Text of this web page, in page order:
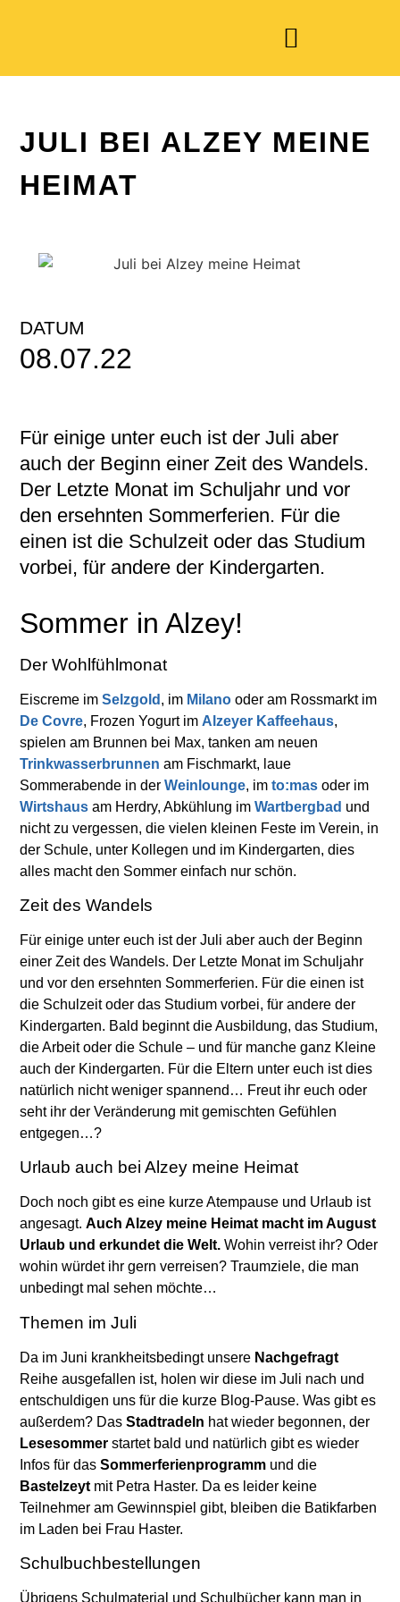
JULI BEI ALZEY MEINE
HEIMAT
DATUM
08.07.22
Für einige unter euch ist der Juli aber
auch der Beginn einer Zeit des Wandels.
Der Letzte Monat im Schuljahr und vor
den ersehnten Sommerferien. Für die
einen ist die Schulzeit oder das Studium
vorbei, für andere der Kindergarten.
Sommer in Alzey!
Der Wohlfühlmonat
Eiscreme imSelzgold , im Milano oder am Rossmarkt im
De Covre, Frozen Yogurt im Alzeyer Kaffeehaus,
spielen am Brunnen bei Max, tanken am neuen
Trinkwasserbrunnen am Fischmarkt, laue
Sommerabende in derWeinlounge, imto:mas oder im
Wirtshaus am Herdry, Abkühlung imWartbergbad und
nicht zu vergessen, die vielen kleinen Feste im Verein, in
der Schule, unter Kollegen und im Kindergarten, dies
alles macht den Sommer einfach nur schön.
Zeit des Wandels
Für einige unter euch ist der Juli aber auch der Beginn
einer Zeit des Wandels. Der Letzte Monat im Schuljahr
und vor den ersehnten Sommerferien. Für die einen ist
die Schulzeit oder das Studium vorbei, für andere der
Kindergarten. Bald beginnt die Ausbildung, das Studium,
die Arbeit oder die Schule – und für manche ganz Kleine
auch der Kindergarten. Für die Eltern unter euch ist dies
natürlich nicht weniger spannend… Freut ihr euch oder
seht ihr der Veränderung mit gemischten Gefühlen
entgegen…?
Urlaub auch bei Alzey meine Heimat
Doch noch gibt es eine kurze Atempause und Urlaub ist
angesagt.Auch Alzey meine Heimat macht im August
Urlaub und erkundet die Welt. Wohin verreist ihr? Oder
wohin würdet ihr gern verreisen? Traumziele, die man
unbedingt mal sehen möchte…
Themen im Juli
Da im Juni krankheitsbedingt unsere Nachgefragt
Reihe ausgefallen ist, holen wir diese im Juli nach und
entschuldigen uns für die kurze Blog-Pause. Was gibt es
außerdem? DasStadtradeln hat wieder begonnen, der
Lesesommer startet bald und natürlich gibt es wieder
Infos für dasSommerferienprogramm und die
Bastelzeyt mit Petra Haster. Da es leider keine
Teilnehmer am Gewinnspiel gibt, bleiben die Batikfarben
im Laden bei Frau Haster.
Schulbuchbestellungen
Übrigens Schulmaterial und Schulbücher kann man in